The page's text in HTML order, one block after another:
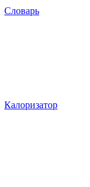
Словарь
Калоризатор